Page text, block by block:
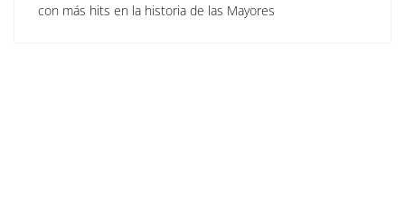
con más hits en la historia de las Mayores